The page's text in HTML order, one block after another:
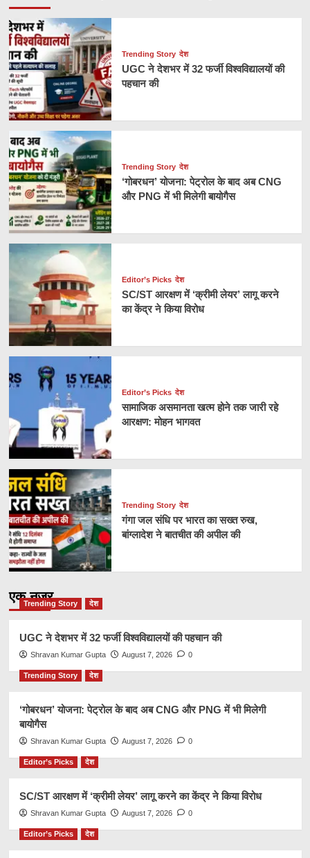
Trending Story देश
UGC ने देशभर में 32 फर्जी विश्वविद्यालयों की
पहचान की
Trending Story देश
‘गोबरधन’ योजना: पेट्रोल के बाद अब CNG
और PNG में भी मिलेगी बायोगैस
Editor’s Picks देश
SC/ST आरक्षण में ‘क्रीमी लेयर’ लागू करने
का केंद्र ने किया विरोध
Editor’s Picks देश
सामाजिक असमानता खत्म होने तक जारी रहे
आरक्षण: मोहन भागवत
Trending Story देश
गंगा जल संधि पर भारत का सख्त रुख,
बांग्लादेश ने बातचीत की अपील की
एक नज़र
Trending Story देश
UGC ने देशभर में 32 फर्जी विश्वविद्यालयों की पहचान की
Shravan Kumar Gupta August 7, 2026 0
Trending Story देश
‘गोबरधन’ योजना: पेट्रोल के बाद अब CNG और PNG में भी मिलेगी
बायोगैस
Shravan Kumar Gupta August 7, 2026 0
Editor’s Picks देश
SC/ST आरक्षण में ‘क्रीमी लेयर’ लागू करने का केंद्र ने किया विरोध
Shravan Kumar Gupta August 7, 2026 0
Editor’s Picks देश